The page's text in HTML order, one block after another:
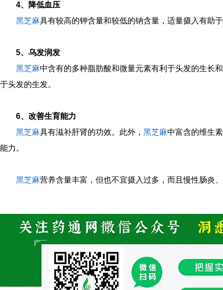
4、降低血压
黑芝麻具有较高的钾含量和较低的钠含量，适量摄入有助
5、乌发润发
黑芝麻中含有的多种脂肪酸和微量元素有利于头发的生长
于头发的生发。
6、改善生育能力
黑芝麻具有滋补肝肾的功效。此外， 黑芝麻中富含的维生
能力。
黑芝麻营养含量丰富，但也不宜摄入过多，而且慢性肠炎